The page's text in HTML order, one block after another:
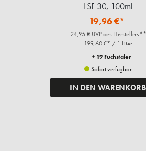
LSF 30, 100ml
19,96 €*
24,95 € UVP des Herstellers**
199,60 €* / 1 Liter
+ 19 Fuchstaler
Sofort verfügbar
IN DEN WARENKORB